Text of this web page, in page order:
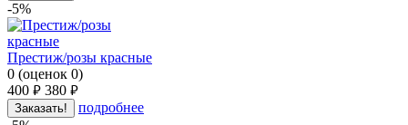
-5%
Престиж/розы красные
0 (оценок 0)
400 руб. 380 руб.
Заказать!
подробнее